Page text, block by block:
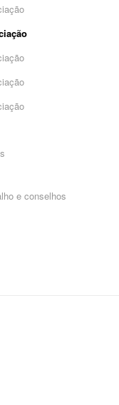
e conselhos